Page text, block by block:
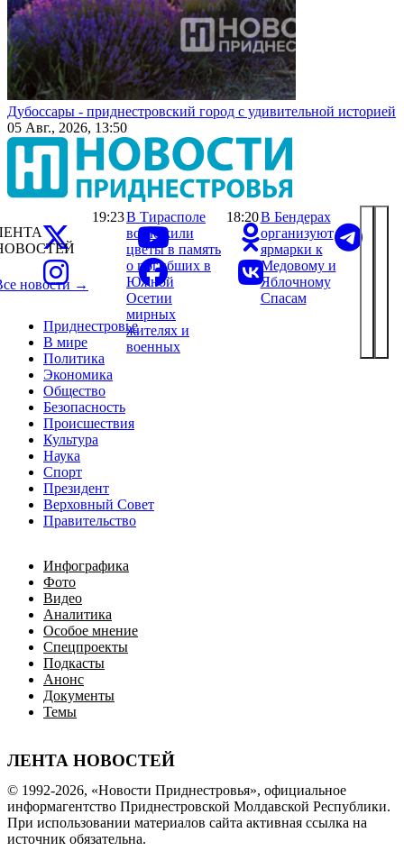
Дубоссары - приднестровский город с удивительной историей
05 Авг., 2026, 13:50
Приднестровье
В мире
Политика
Экономика
Общество
Безопасность
Происшествия
Культура
Наука
Спорт
Президент
Верховный Совет
Правительство
Инфографика
Фото
Видео
Аналитика
Особое мнение
Спецпроекты
Подкасты
Анонс
Документы
Темы
ЛЕНТА НОВОСТЕЙ
новости →
19:23В Тирасполе
возложили
цветы в память
о погибших в
Южной
Осетии
мирных
жителях и
военных
18:20В Бендерах
организуют
ярмарки к
Медовому и
Яблочному
Спасам
© 1992-2026, «Новости Приднестровья», официальное
информагентство Приднестровской Молдавской Республики.
При использовании материалов сайта активная ссылка на
источник обязательна.